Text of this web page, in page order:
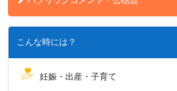
こんな時には？
妊娠・出産・子育て